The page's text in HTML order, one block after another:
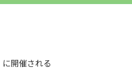
開催される